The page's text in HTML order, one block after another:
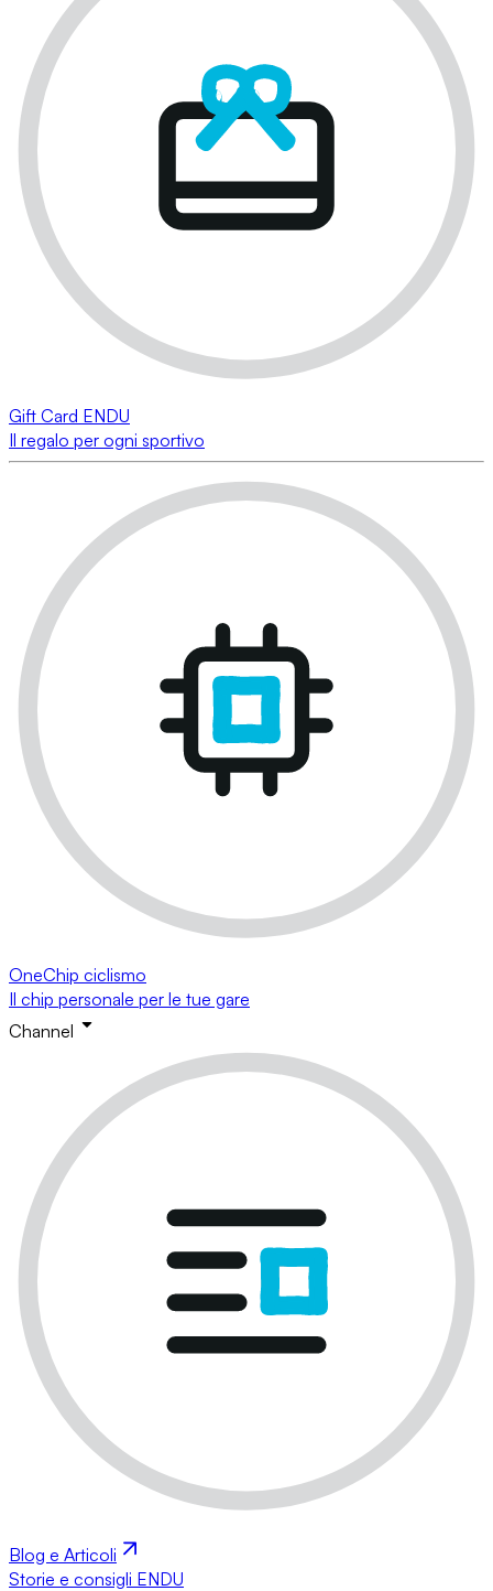
Gift Card ENDU
Il regalo per ogni sportivo
OneChip ciclismo
Il chip personale per le tue gare
Channel
Blog e Articoli
Storie e consigli ENDU